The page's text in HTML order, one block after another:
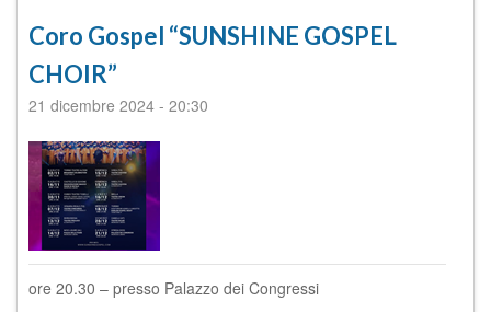
Coro Gospel “SUNSHINE GOSPEL
CHOIR”
21 dicembre 2024 - 20:30
ore 20.30 – presso Palazzo dei Congressi